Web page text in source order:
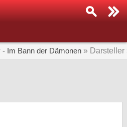
- Im Bann der Dämonen »
Serie suchen...
SERIEN